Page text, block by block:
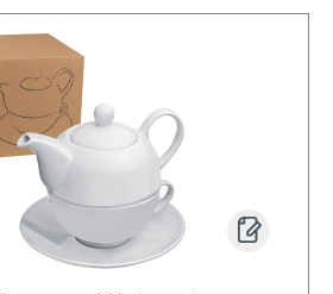
100 x 6 mm | Kraftpapier
x 56 mm